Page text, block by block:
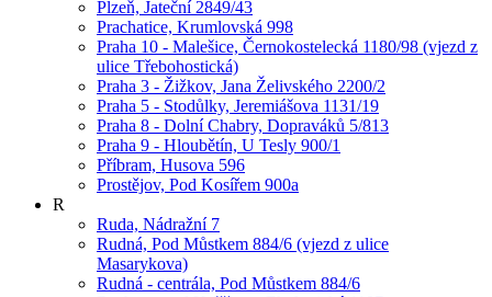
Plzeň, Jateční 2849/43
Prachatice, Krumlovská 998
Praha 10 - Malešice, Černokostelecká 1180/98 (vjezd z
ulice Třebohostická)
Praha 3 - Žižkov, Jana Želivského 2200/2
Praha 5 - Stodůlky, Jeremiášova 1131/19
Praha 8 - Dolní Chabry, Dopraváků 5/813
Praha 9 - Hloubětín, U Tesly 900/1
Příbram, Husova 596
Prostějov, Pod Kosířem 900a
R
Ruda, Nádražní 7
Rudná, Pod Můstkem 884/6 (vjezd z ulice
Masarykova)
Rudná - centrála, Pod Můstkem 884/6